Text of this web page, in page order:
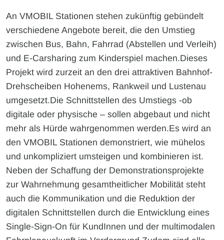
An VMOBIL Stationen stehen zukünftig gebündelt
verschiedene Angebote bereit, die den Umstieg
zwischen Bus, Bahn, Fahrrad (Abstellen und Verleih)
und E-Carsharing zum Kinderspiel machen.Dieses
Projekt wird zurzeit an den drei attraktiven Bahnhof-
Drehscheiben Hohenems, Rankweil und Lustenau
umgesetzt.Die Schnittstellen des Umstiegs -ob
digitale oder physische – sollen abgebaut und nicht
mehr als Hürde wahrgenommen werden.Es wird an
den VMOBIL Stationen demonstriert, wie mühelos
und unkompliziert umsteigen und kombinieren ist.
Neben der Schaffung der Demonstrationsprojekte
zur Wahrnehmung gesamtheitlicher Mobilität steht
auch die Kommunikation und die Reduktion der
digitalen Schnittstellen durch die Entwicklung eines
Single-Sign-On für KundInnen und der multimodalen